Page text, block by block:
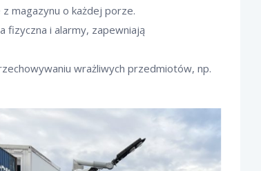
magazynu o każdej porze.
fizyczna i alarmy, zapewniają
wrażliwych przedmiotów, np.